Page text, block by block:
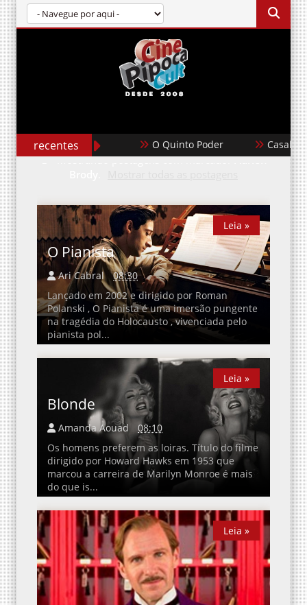
recentes O Quinto Poder Casablanca
Mostrando postagens com marcadorAdrien
O Pianista
Ari Cabral
08:30
Lançado em 2002 e dirigido por Roman
Polanski , O Pianista é uma imersão pungente
na tragédia do Holocausto , vivenciada pelo
pianista pol...
Leia »
Leia »
Blonde
Amanda Aouad
08:10
Os homens preferem as loiras. Título do filme
dirigido por Howard Hawks em 1953 que
marcou a carreira de Marilyn Monroe é mais
do que is...
Leia »
Leia »
Leia »
Leia »